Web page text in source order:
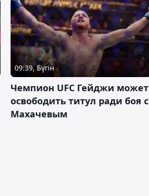
09:39, Бүгін
Чемпион UFC Гейджи может
освободить титул ради боя с
Махачевым